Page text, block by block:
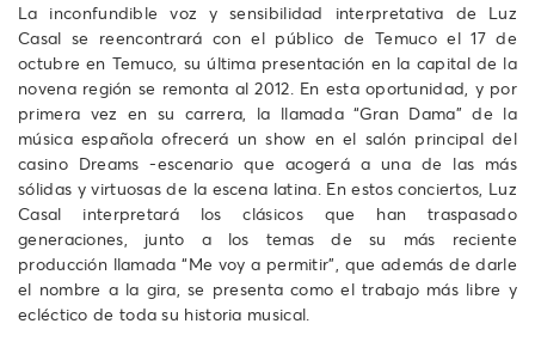
La inconfundible voz y sensibilidad interpretativa de Luz
Casal se reencontrará con el público de Temuco el 17 de
octubre en Temuco, su última presentación en la capital de la
novena región se remonta al 2012. En esta oportunidad, y por
primera vez en su carrera, la llamada “Gran Dama” de la
música española ofrecerá un show en el salón principal del
casino Dreams -escenario que acogerá a una de las más
sólidas y virtuosas de la escena latina. En estos conciertos, Luz
Casal interpretará los clásicos que han traspasado
generaciones, junto a los temas de su más reciente
producción llamada “Me voy a permitir”, que además de darle
el nombre a la gira, se presenta como el trabajo más libre y
ecléctico de toda su historia musical.